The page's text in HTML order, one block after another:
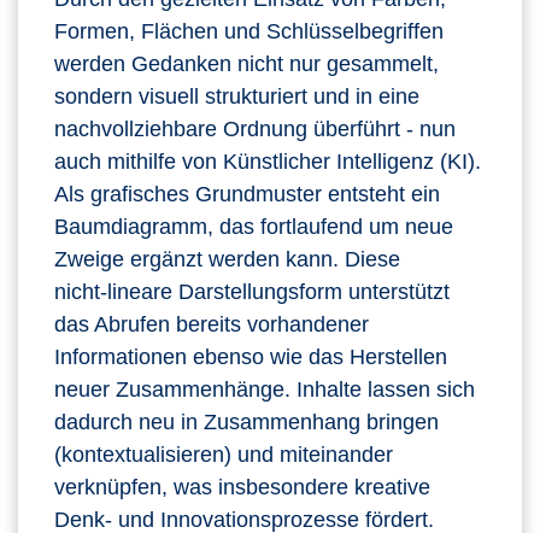
Formen, Flächen und Schlüsselbegriffen
werden Gedanken nicht nur gesammelt,
sondern visuell strukturiert und in eine
nachvollziehbare Ordnung überführt - nun
auch mithilfe von Künstlicher Intelligenz (KI).
Als grafisches Grundmuster entsteht ein
Baumdiagramm, das fortlaufend um neue
Zweige ergänzt werden kann. Diese
nicht‑lineare Darstellungsform unterstützt
das Abrufen bereits vorhandener
Informationen ebenso wie das Herstellen
neuer Zusammenhänge. Inhalte lassen sich
dadurch neu in Zusammenhang bringen
(kontextualisieren) und miteinander
verknüpfen, was insbesondere kreative
Denk‑ und Innovationsprozesse fördert.